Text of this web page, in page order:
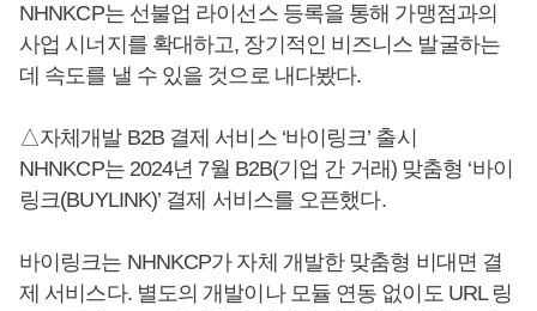
NHNKCP는 선불업 라이선스 등록을 통해 가맹점과의
사업 시너지를 확대하고, 장기적인 비즈니스 발굴하는
데 속도를 낼 수 있을 것으로 내다봤다.
△자체개발 B2B 결제 서비스 ‘바이링크’ 출시
NHNKCP는 2024년 7월 B2B(기업 간 거래) 맞춤형 ‘바이
링크(BUYLINK)’ 결제 서비스를 오픈했다.
바이링크는 NHNKCP가 자체 개발한 맞춤형 비대면 결
제 서비스다. 별도의 개발이나 모듈 연동 없이도 URL 링